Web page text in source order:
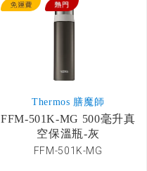
Thermos 膳魔師
FFM-501K-MG 500毫升真
空保溫瓶-灰
FFM-501K-MG